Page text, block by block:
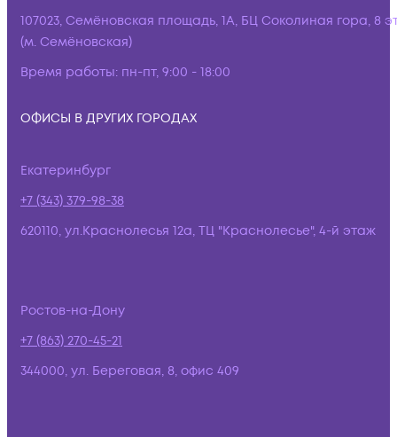
107023, Семёновская площадь, 1А, БЦ Соколиная гора, 8
(м. Семёновская)
Время работы: пн-пт, 9:00 - 18:00
ОФИСЫ В ДРУГИХ ГОРОДАХ
Екатеринбург
+7 (343) 379-98-38
620110, ул.Краснолесья 12а, ТЦ "Краснолесье", 4-й этаж
Ростов-на-Дону
+7 (863) 270-45-21
344000, ул. Береговая, 8, офис 409